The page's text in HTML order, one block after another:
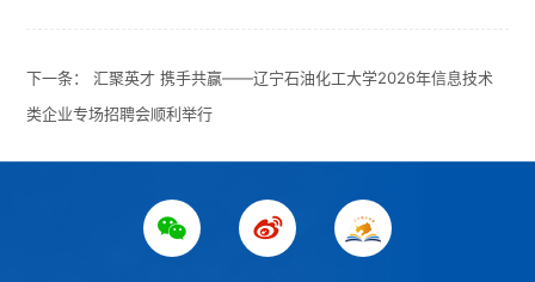
下一条：汇聚英才 携手共赢——辽宁石油化工大学2026年信息技术
类企业专场招聘会顺利举行